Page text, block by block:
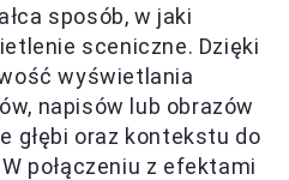
sposób, w jaki
sceniczne. Dzięki
wyświetlania
napisów lub obrazów
głębi oraz kontekstu do
połączeniu z efektami